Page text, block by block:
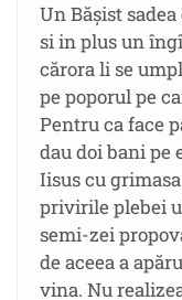
Un Băşist
si in plus un
cărora li se
pe poporul pe
Pentru ca face
dau doi bani pe
Iisus cu
privirile plebei
semi-zei
de aceea a
vina. Nu